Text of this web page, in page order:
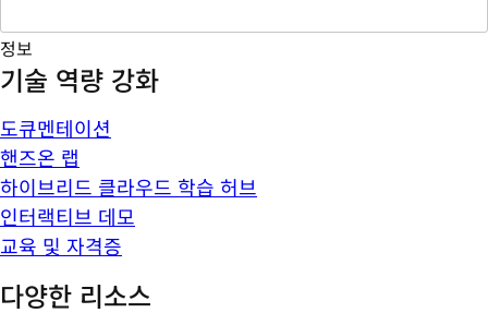
정보
기술 역량 강화
도큐멘테이션
핸즈온 랩
하이브리드 클라우드 학습 허브
인터랙티브 데모
교육 및 자격증
다양한 리소스